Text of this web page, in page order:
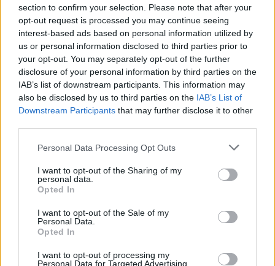
section to confirm your selection. Please note that after your
opt-out request is processed you may continue seeing
interest-based ads based on personal information utilized by
us or personal information disclosed to third parties prior to
your opt-out. You may separately opt-out of the further
disclosure of your personal information by third parties on the
IAB’s list of downstream participants. This information may
also be disclosed by us to third parties on the IAB’s List of
Downstream Participants that may further disclose it to other
Please note that this website/app uses one or more Google
not limited to your visit or usage behaviour. You may click to
grant or deny consent to Google and its third-party tags to
use your data for below specified purposes in below Google
consent section.
Personal Data Processing Opt Outs
I want to opt-out of the Sharing of my
personal data.
Opted In
I want to opt-out of the Sale of my
Personal Data.
Opted In
I want to opt-out of processing my
Personal Data for Targeted Advertising.
Κοινοποιήστε
Οπισθόφυλλο εφημερίδας Κρητική Επιθεώρηση